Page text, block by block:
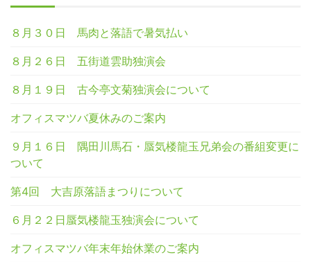
８月３０日 馬肉と落語で暑気払い
８月２６日 五街道雲助独演会
８月１９日 古今亭文菊独演会について
オフィスマツバ夏休みのご案内
９月１６日 隅田川馬石・蜃気楼龍玉兄弟会の番組変更に
ついて
第4回 大吉原落語まつりについて
６月２２日蜃気楼龍玉独演会について
オフィスマツバ年末年始休業のご案内